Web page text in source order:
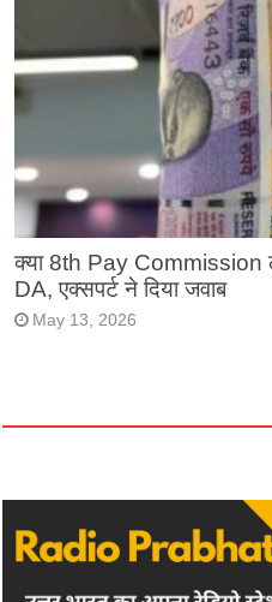
क्या 8th Pay Commission
DA, एक्सपर्ट ने दिया जवाब
May 13, 2026